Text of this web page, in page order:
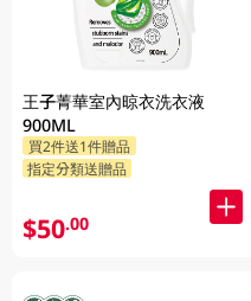
王子菁華室內晾衣洗衣液
900ML
買2件送1件贈品
指定分類送贈品
$50.00